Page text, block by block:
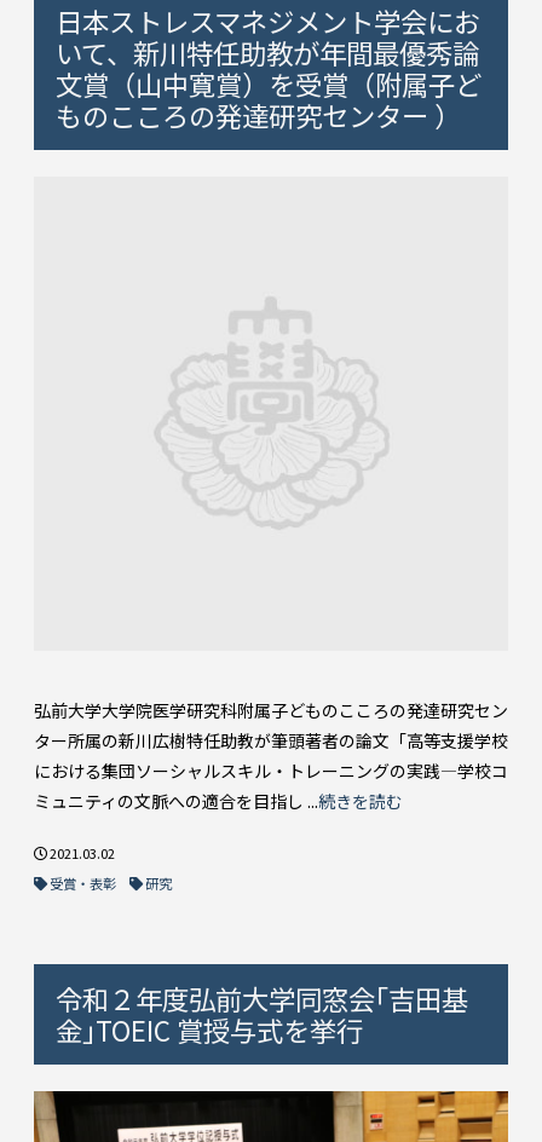
日本ストレスマネジメント学会にお
いて、新川特任助教が年間最優秀論
文賞（山中寛賞）を受賞（附属子ど
ものこころの発達研究センター ）
弘前大学大学院医学研究科附属子どものこころの発達研究セン
ター所属の新川広樹特任助教が筆頭著者の論文「高等支援学校
における集団ソーシャルスキル・トレーニングの実践―学校コ
ミュニティの文脈への適合を目指し ...続きを読む
2021.03.02
受賞・表彰
研究
令和２年度弘前大学同窓会｢吉田基
金｣TOEIC 賞授与式を挙行